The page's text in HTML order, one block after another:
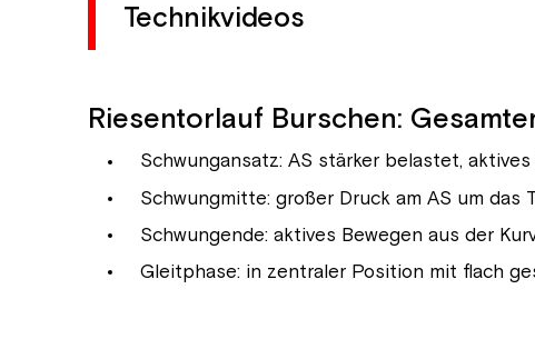
Technikvideos
Riesentorlauf Burschen:
Schwungansatz: AS stärker belastet,
Schwungmitte: großer Druck am AS um
Schwungende: aktives Bewegen aus der
Gleitphase: in zentraler Position mit flach